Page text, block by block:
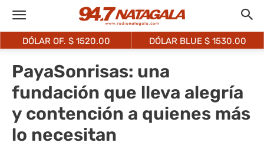
DÓLAR OF. $ 1520.00 DÓLAR BLUE $ 1530.00
PayaSonrisas: una
fundación que lleva alegría
y contención a quienes más
lo necesitan